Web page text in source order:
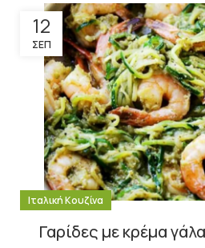
12
ΣΕΠ
Ιταλική Κουζίνα
Γαρίδες με κρέμα